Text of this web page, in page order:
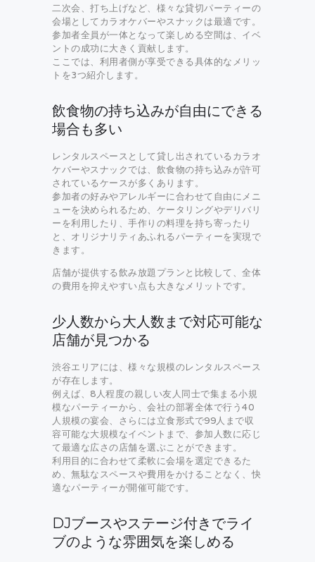
二次会、打ち上げなど、様々な貸切パーティーの
会場としてカラオケバーやスナックは最適です。
参加者全員が一体となって楽しめる空間は、イベ
ントの成功に大きく貢献します。
ここでは、利用者側が享受できる具体的なメリッ
トを3つ紹介します。
飲食物の持ち込みが自由にできる
場合も多い
レンタルスペースとして貸し出されているカラオ
ケバーやスナックでは、飲食物の持ち込みが許可
されているケースが多くあります。
参加者の好みやアレルギーに合わせて自由にメニ
ューを決められるため、ケータリングやデリバリ
ーを利用したり、手作りの料理を持ち寄ったり
と、オリジナリティあふれるパーティーを実現で
きます。
店舗が提供する飲み放題プランと比較して、全体
の費用を抑えやすい点も大きなメリットです。
少人数から大人数まで対応可能な
店舗が見つかる
渋谷エリアには、様々な規模のレンタルスペース
が存在します。
例えば、8人程度の親しい友人同士で集まる小規
模なパーティーから、会社の部署全体で行う40
人規模の宴会、さらには立食形式で99人まで収
容可能な大規模なイベントまで、参加人数に応じ
て最適な広さの店舗を選ぶことができます。
利用目的に合わせて柔軟に会場を選定できるた
め、無駄なスペースや費用をかけることなく、快
適なパーティーが開催可能です。
DJブースやステージ付きでライ
ブのような雰囲気を楽しめる